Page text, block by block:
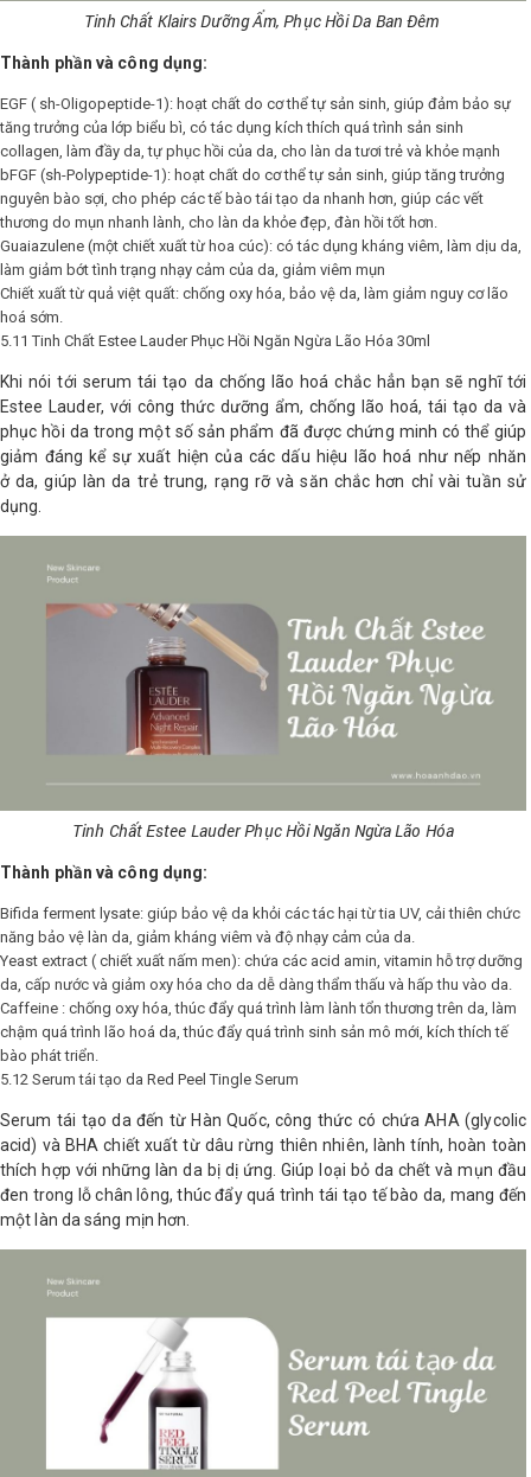
Tinh Chất Klairs Dưỡng Ẩm, Phục Hồi Da Ban Đêm
Thành phần và công dụng:
EGF ( sh-Oligopeptide-1): hoạt chất do cơ thể tự sản sinh, giúp đảm bảo sự
tăng trưởng của lớp biểu bì, có tác dụng kích thích quá trình sản sinh
collagen, làm đầy da, tự phục hồi của da, cho làn da tươi trẻ và khỏe mạnh
bFGF (sh-Polypeptide-1): hoạt chất do cơ thể tự sản sinh, giúp tăng trưởng
nguyên bào sợi, cho phép các tế bào tái tạo da nhanh hơn, giúp các vết
thương do mụn nhanh lành, cho làn da khỏe đẹp, đàn hồi tốt hơn.
Guaiazulene (một chiết xuất từ hoa cúc): có tác dụng kháng viêm, làm dịu da,
làm giảm bớt tình trạng nhạy cảm của da, giảm viêm mụn
Chiết xuất từ quả việt quất: chống oxy hóa, bảo vệ da, làm giảm nguy cơ lão
hoá sớm.
5.11 Tinh Chất Estee Lauder Phục Hồi Ngăn Ngừa Lão Hóa 30ml
Khi nói tới serum tái tạo da chống lão hoá chắc hẳn bạn sẽ nghĩ tới
Estee Lauder, với công thức dưỡng ẩm, chống lão hoá, tái tạo da và
phục hồi da trong một số sản phẩm đã được chứng minh có thể giúp
giảm đáng kể sự xuất hiện của các dấu hiệu lão hoá như nếp nhăn
ở da, giúp làn da trẻ trung, rạng rỡ và săn chắc hơn chỉ vài tuần sử
dụng.
Tinh Chất Estee Lauder Phục Hồi Ngăn Ngừa Lão Hóa
Thành phần và công dụng:
Bifida ferment lysate: giúp bảo vệ da khỏi các tác hại từ tia UV, cải thiên chức
năng bảo vệ làn da, giảm kháng viêm và độ nhạy cảm của da.
Yeast extract ( chiết xuất nấm men): chứa các acid amin, vitamin hỗ trợ dưỡng
da, cấp nước và giảm oxy hóa cho da dễ dàng thẩm thấu và hấp thu vào da.
Caffeine : chống oxy hóa, thúc đẩy quá trình làm lành tổn thương trên da, làm
chậm quá trình lão hoá da, thúc đẩy quá trình sinh sản mô mới, kích thích tế
bào phát triển.
5.12 Serum tái tạo da Red Peel Tingle Serum
Serum tái tạo da đến từ Hàn Quốc, công thức có chứa AHA (glycolic
acid) và BHA chiết xuất từ dâu rừng thiên nhiên, lành tính, hoàn toàn
thích hợp với những làn da bị dị ứng. Giúp loại bỏ da chết và mụn đầu
đen trong lỗ chân lông, thúc đẩy quá trình tái tạo tế bào da, mang đến
một làn da sáng mịn hơn.